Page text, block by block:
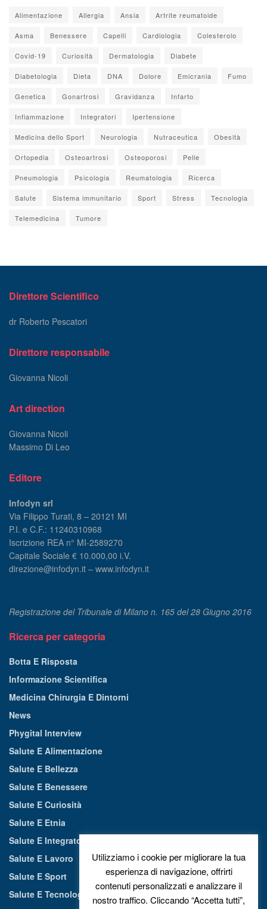
Alimentazione Allergia Ansia Artrite reumatoide
Asma Benessere Capelli Cardiologia Colesterolo
Covid-19 Curiosità Dermatologia Diabete
Diabetologia Dieta DNA Dolore Emicrania Fumo
Genetica Gonartrosi Gravidanza Infarto
Infiammazione Integratori Ipertensione
Medicina dello Sport Neurologia Nutraceutica Obesità
Ortopedia Osteoartrosi Osteoporosi Pelle
Pneumologia Psicologia Reumatologia Ricerca
Salute Sistema immunitario Sport Stress Tecnologia
Telemedicina Tumore
Direttore Scientifico
dr Roberto Pescatori
Direttore responsabile
Giovanna Nicoli
Art direction
Giovanna Nicoli
Massimo Di Leo
Editore
Infodyn srl
Via Filippo Turati, 8 – 20121 MI
P.I. e C.F.: 11240310968
Iscrizione REA n° MI-2589270
Capitale Sociale € 10.000,00 i.V.
direzione@infodyn.it – www.infodyn.it
Registrazione del Tribunale di Milano n. 165 del 28 Giugno 2016
Ricerca per categoria
Botta E Risposta
Informazione Scientifica
Medicina Chirurgia E Dintorni
News
Phygital Interview
Salute E Alimentazione
Salute E Bellezza
Salute E Benessere
Salute E Curiosità
Salute E Etnia
Salute E Integratori Alimentari
Salute E Lavoro
Salute E Sport
Salute E Tecnologia
Utilizziamo i cookie per migliorare la tua
esperienza di navigazione, offrirti
contenuti personalizzati e analizzare il
nostro traffico. Cliccando “Accetta tutti”,